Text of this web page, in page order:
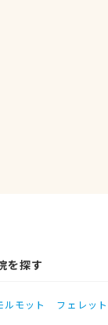
を探す
ルモット フェレット